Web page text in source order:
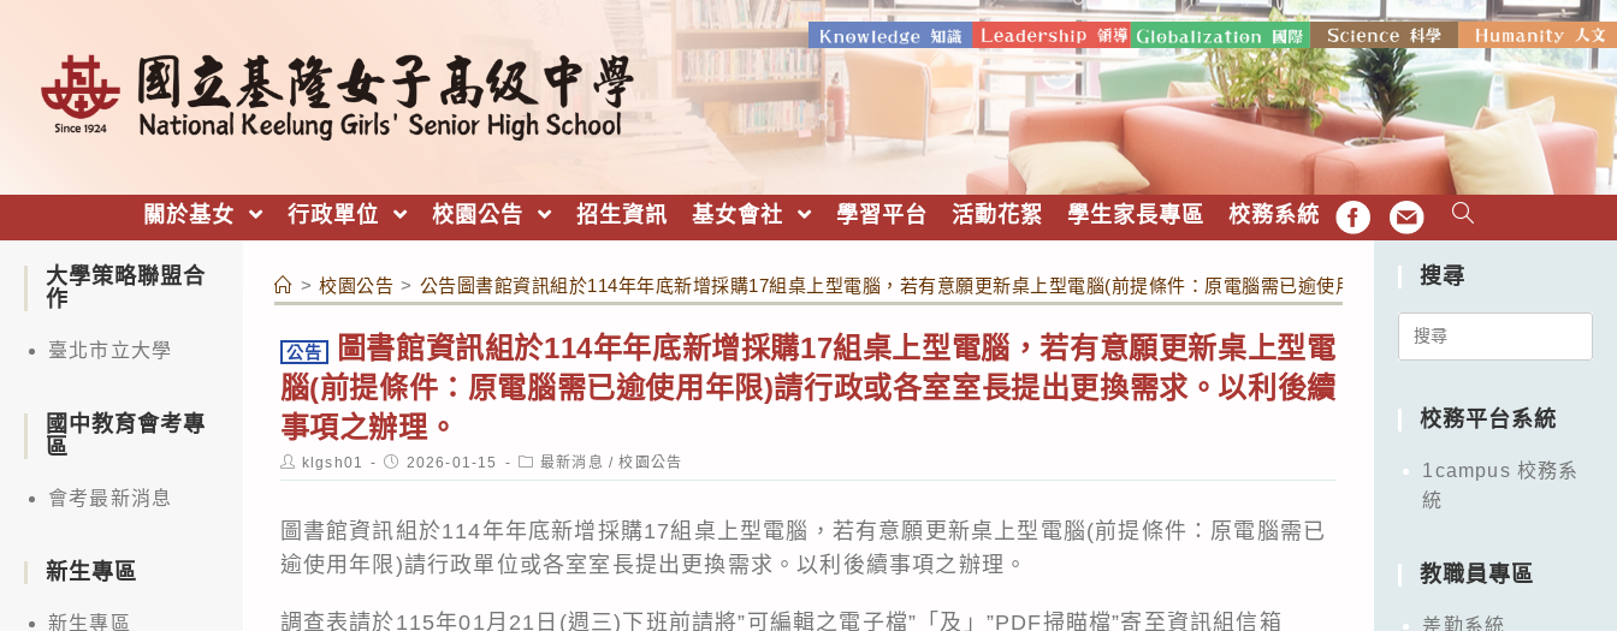
關於基女 行政單位 校園公告 招生資訊 基女會社 學習平台 活動花絮 學生家長專區 校務系統 FB EMAIL
> 校園公告 > 公告圖書館資訊組於114年年底新增採購17組桌上型電腦，若有意願更新桌上型電腦(前提條件：原電腦需已逾使用年限)請行政或各室室長提出更
公告
圖書館資訊組於114年年底新增採購17組桌上型電腦，若有意願更新桌上型電
腦(前提條件：原電腦需已逾使用年限)請行政或各室室長提出更換需求。以利後續
事項之辦理。
Post
author:
klgsh01
Post
published:
2026-01-15
Post
category:
最新消息 / 校園公告
圖書館資訊組於114年年底新增採購17組桌上型電腦，若有意願更新桌上型電腦(前提條件：原電腦需已
逾使用年限)請行政單位或各室室長提出更換需求。以利後續事項之辦理。
調查表請於115年01月21日(週三)下班前請將”可編輯之電子檔”「及」”PDF掃瞄檔”寄至資訊組信箱
大學策略聯盟合
作
臺北市立大學
國中教育會考專
區
會考最新消息
新生專區
新生專區
搜尋
Search
校務平台系統
1campus 校務系
統
教職員專區
差勤系統